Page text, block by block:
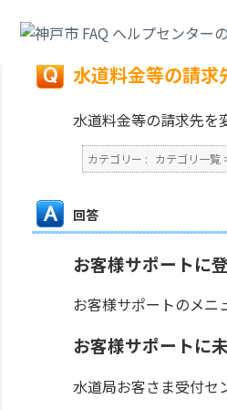
戻る
水道料金等の請求
水道料金等の請求先を
カテゴリー : カテゴリ一覧
回答
お客様サポートに
お客様サポートのメニ
お客様サポートに
水道局お客さま受付セ